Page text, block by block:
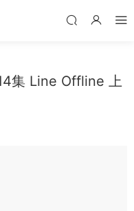
集 Line Offline 上